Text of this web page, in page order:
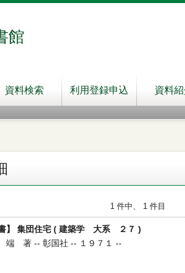
館
資料検索 利用登録申込 資料
1 件中、 1 件目
書】 集団住宅 ( 建築学 大系 ２７ )
端 著 -- 彰国社 -- １９７１ --